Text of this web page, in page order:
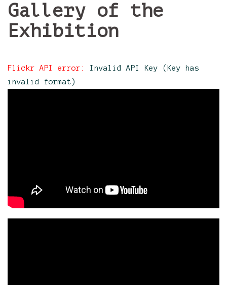
Gallery of the
Exhibition
Flickr API error: Invalid API Key (Key has
invalid format)